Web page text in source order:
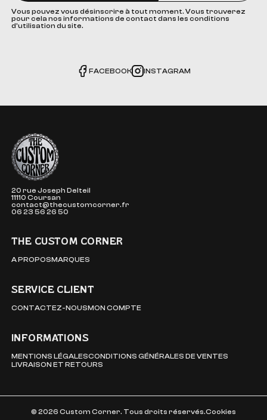
Vous pouvez vous désinscrire à tout moment. Vous trouverez
pour cela nos informations de contact dans les conditions
d'utilisation du site.
FACEBOOK INSTAGRAM
The Custom Corner
20 rue Joseph Delteil
11110 Coursan
contact@thecustomcorner.fr
06 23 56 26 50
THE CUSTOM CORNER
A PROPOSMARQUES
SERVICE CLIENT
CONTACTEZ-NOUSMON COMPTE
INFORMATIONS
MENTIONS LÉGALESCONDITIONS GÉNÉRALES DE VENTES
LIVRAISON ET RETOURS
© 2026 Custom Corner. Tous droits réservés.Cookies